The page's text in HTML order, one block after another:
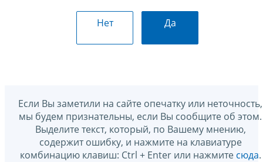
Нет Да
Если Вы заметили на сайте опечатку или неточность,
мы будем признательны, если Вы сообщите об этом.
Выделите текст, который, по Вашему мнению,
содержит ошибку, и нажмите на клавиатуре
комбинацию клавиш: Ctrl + Enter или нажмите сюда.